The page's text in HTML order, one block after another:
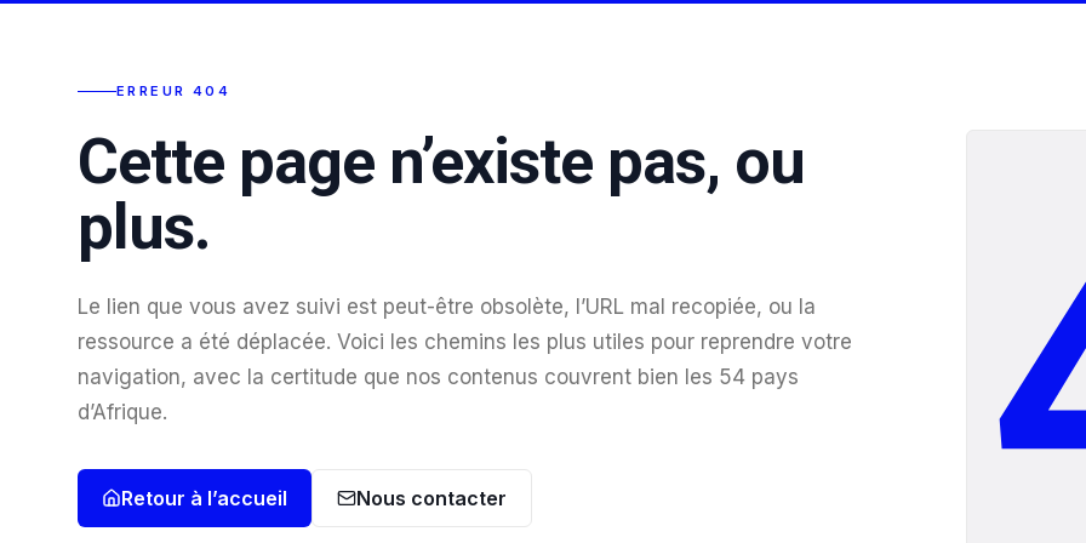
ERREUR 404
Cette page n’existe pas, ou
plus.
Le lien que vous avez suivi est peut-être obsolète, l’URL mal recopiée, ou la
ressource a été déplacée. Voici les chemins les plus utiles pour reprendre votre
navigation, avec la certitude que nos contenus couvrent bien les 54 pays
d’Afrique.
Retour à l’accueil Nous contacter